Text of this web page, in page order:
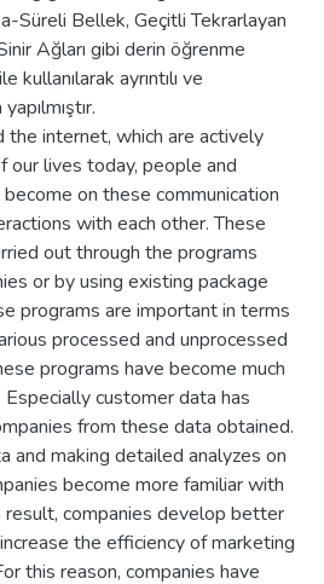
Süreli Bellek, Geçitli Tekrarlayan
Ağları gibi derin öğrenme
ayrıntılı ve
internet, which are actively
our lives today, people and
on these communication
with each other. These
out through the programs
or by using existing package
programs are important in terms
processed and unprocessed
programs have become much
customer data has
from these data obtained.
and making detailed analyzes on
become more familiar with
result, companies develop better
the efficiency of marketing
this reason, companies have